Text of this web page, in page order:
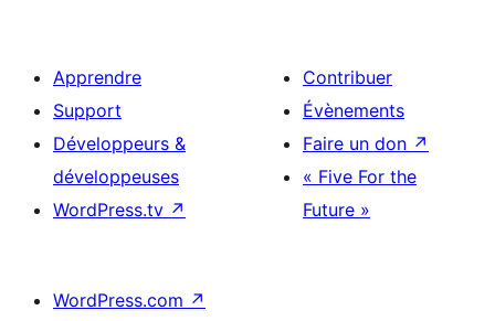
Apprendre
Support
Développeurs &
développeuses
WordPress.tv ↗
Contribuer
Évènements
Faire un don ↗
« Five For the
Future »
WordPress.com ↗